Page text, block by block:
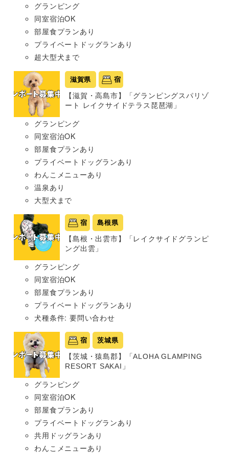
グランピング
同室宿泊OK
部屋食プランあり
プライベートドッグランあり
超大型犬まで
滋賀県 宿
【滋賀・高島市】「グランピングスパリゾ
ート レイクサイドテラス琵琶湖」
グランピング
同室宿泊OK
部屋食プランあり
プライベートドッグランあり
わんこメニューあり
温泉あり
大型犬まで
宿 島根県
【島根・出雲市】「レイクサイドグランピ
ング出雲」
グランピング
同室宿泊OK
部屋食プランあり
プライベートドッグランあり
犬種条件: 要問い合わせ
宿 茨城県
【茨城・猿島郡】「ALOHA GLAMPING
RESORT SAKAI」
グランピング
同室宿泊OK
部屋食プランあり
プライベートドッグランあり
共用ドッグランあり
わんこメニューあり